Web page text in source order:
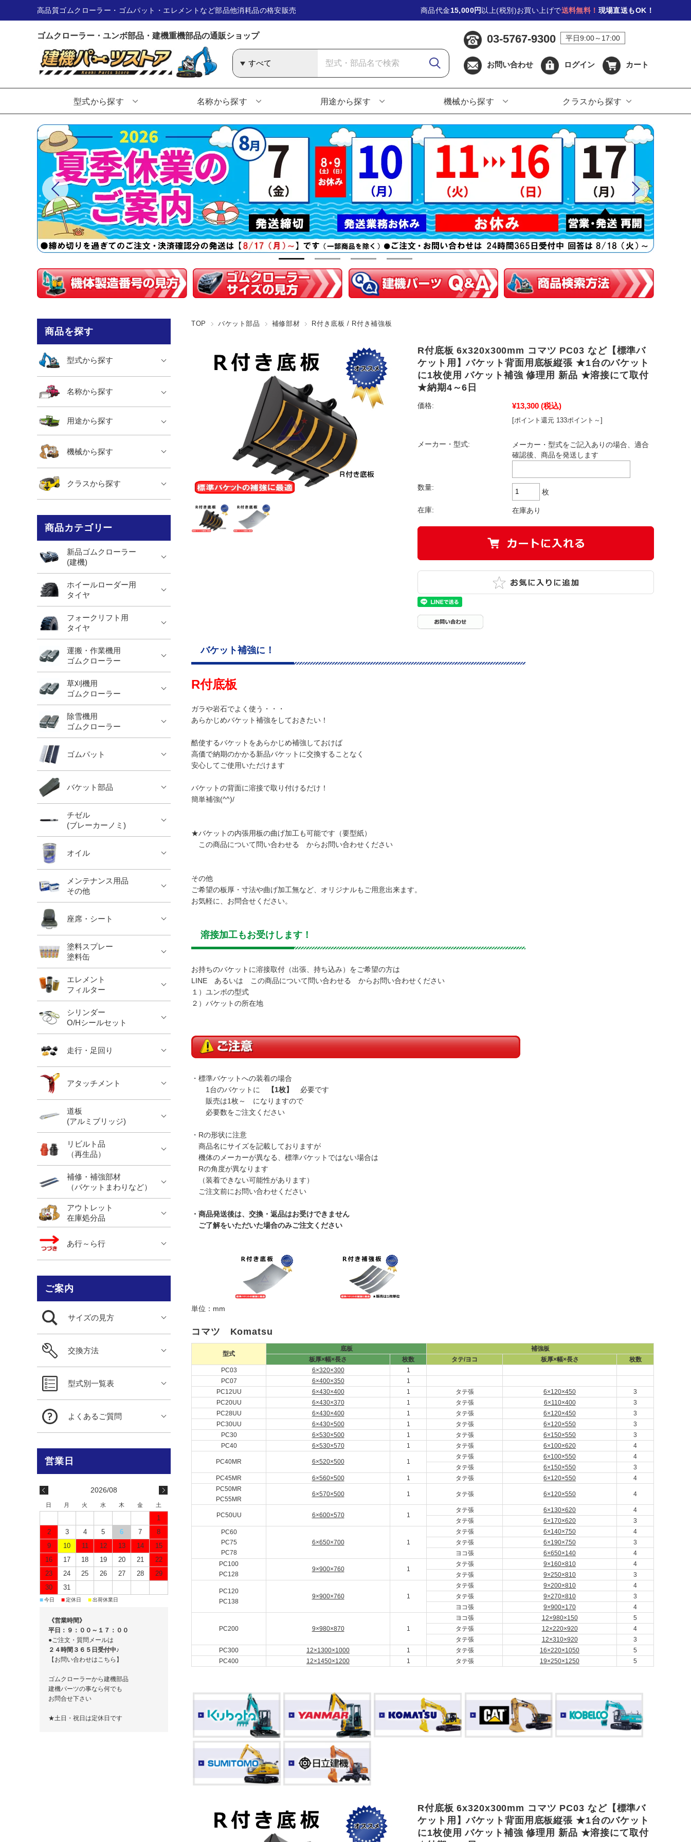
高品質ゴムクローラー・ゴムパット・エレメントなど部品他消耗品の格安販売 商品代金15,000円 以上(税別)お買い上げで送料無料！ 現場直送もOK！
ゴムクローラー・ユンボ部品・建機重機部品の通販ショップ 03-5767-9300 平日9:00～17:00
お問い合わせ ログイン カート
型式から探す 名称から探す 用途から探す 機械から探す クラスから探す
TOP バケット部品 補修部材 R付き底板 / R付き補強板
R付底板 6x320x300mm コマツ PC03 など【標準バ
ケット用】バケット背面用底板縦張 ★1台のバケット
に1枚使用 バケット補強 修理用 新品 ★溶接にて取付
★納期4～6日
価格: ¥13,300 (税込)
[ポイント還元 133ポイント～]
メーカー・型式:
メーカー・型式をご記入ありの場合、適合
確認後、商品を発送します
数量:
枚
在庫: 在庫あり
バケット補強に！
R付底板
ガラや岩石でよく使う・・・
あらかじめバケット補強をしておきたい！
酷使するバケットをあらかじめ補強しておけば
高価で納期のかかる新品バケットに交換することなく
安心してご使用いただけます
バケットの背面に溶接で取り付けるだけ！
簡単補強(^^)/
★バケットの内張用板の曲げ加工も可能です（要型紙）
この商品について問い合わせる からお問い合わせください
その他
ご希望の板厚・寸法や曲げ加工無など、オリジナルもご用意出来ます。
お気軽に、お問合せください。
溶接加工もお受けします！
お持ちのバケットに溶接取付（出張、持ち込み）をご希望の方は
LINE あるいは この商品について問い合わせる からお問い合わせください
１）ユンボの型式
２）バケットの所在地
・標準バケットへの装着の場合
1台のバケットに
【1枚】
必要です
販売は1枚～ になりますので
必要数をご注文ください
・Rの形状に注意
商品名にサイズを記載しておりますが
機体のメーカーが異なる、標準バケットではない場合は
Rの角度が異なります
（装着できない可能性があります）
ご注文前にお問い合わせください
・商品発送後は、交換・返品はお受けできません
ご了解をいただいた場合のみご注文ください
単位：mm
コマツ Komatsu
型式
底板
補強板
板厚×幅×長さ
枚数 タテ/ヨコ 板厚×幅×長さ
枚数
PC03
6×320×300
1
PC07
6×400×350
1
PC12UU
6×430×400 1 タテ張 6×120×450
3
PC20UU
6×430×370 1 タテ張 6×110×400
3
PC28UU
6×430×400 1 タテ張 6×120×450
3
PC30UU
6×430×500 1 タテ張 6×120×550
3
PC30
6×530×500 1 タテ張 6×150×550
3
PC40
6×530×570 1 タテ張 6×100×620 4
PC40MR 6×520×500 1
タテ張 6×100×550
4
タテ張
6×150×550
3
PC45MR
6×560×500 1 タテ張 6×120×550
4
PC50MR
PC55MR
6×570×500 1 タテ張 6×120×550 4
PC50UU 6×600×570 1
タテ張 6×130×620
4
タテ張
6×170×620
3
PC60
PC75
PC78
6×650×700 1
タテ張 6×140×750
4
タテ張
6×190×750
3
ヨコ張
6×650×140
4
PC100
PC128
9×900×760 1
タテ張 9×160×810
4
タテ張
9×250×810 3
PC120
PC138
9×900×760 1
タテ張 9×200×810
4
タテ張
9×270×810
3
ヨコ張
9×900×170 4
PC200 9×980×870 1
ヨコ張 12×980×150
5
タテ張
12×220×920
4
タテ張
12×310×920
3
PC300
12×1300×1000 1 タテ張 16×220×1050
5
PC400
12×1450×1200 1 タテ張 19×250×1250 5
R付底板 6x320x300mm コマツ PC03 など【標準バ
ケット用】バケット背面用底板縦張 ★1台のバケット
に1枚使用 バケット補強 修理用 新品 ★溶接にて取付
商品を探す
型式から探す
名称から探す
用途から探す
機械から探す
クラスから探す
商品カテゴリー
新品ゴムクローラー
(建機)
ホイールローダー用
タイヤ
フォークリフト用
タイヤ
運搬・作業機用
ゴムクローラー
草刈機用
ゴムクローラー
除雪機用
ゴムクローラー
ゴムパット
バケット部品
チゼル
(ブレーカーノミ)
オイル
メンテナンス用品
その他
座席・シート
塗料スプレー
塗料缶
エレメント
フィルター
シリンダー
O/Hシールセット
走行・足回り
アタッチメント
道板
(アルミブリッジ)
リビルト品
（再生品）
補修・補強部材
（バケットまわりなど）
アウトレット
在庫処分品
あ行～ら行
ご案内
サイズの見方
交換方法
型式別一覧表
よくあるご質問
2026/08
日 月 火 水 木 金 土
1
2
3 4 5 6 7
8
9
10 11 12 13 14
15
16
17 18 19 20 21
22
23
24 25 26 27 28
29
30
31
■今日 ■定休日 ■出荷休業日
《営業時間》
平日：９：００～１７：００
●ご注文・質問メールは
２４時間３６５日受付中♪
【お問い合わせはこちら】
ゴムクローラーから建機部品
建機パーツの事なら何でも
お問合せ下さい
★土日・祝日は定休日です